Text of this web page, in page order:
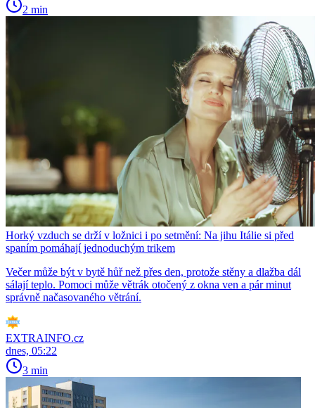
2 min
Horký vzduch se drží v ložnici i po setmění: Na jihu Itálie si před
spaním pomáhají jednoduchým trikem
Večer může být v bytě hůř než přes den, protože stěny a dlažba dál
sálají teplo. Pomoci může větrák otočený z okna ven a pár minut
správně načasovaného větrání.
EXTRAINFO.cz
dnes, 05:22
3 min